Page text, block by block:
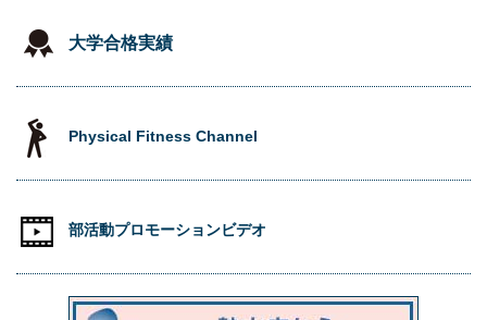
大学合格実績
Physical Fitness Channel
部活動プロモーションビデオ